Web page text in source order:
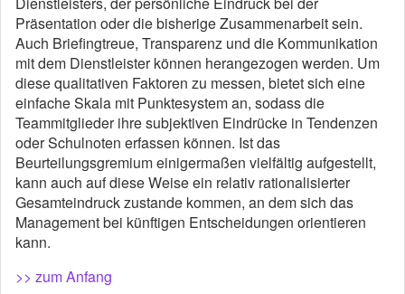
Präsentation oder die bisherige Zusammenarbeit sein.
Auch Briefingtreue, Transparenz und die Kommunikation
mit dem Dienstleister können herangezogen werden. Um
diese qualitativen Faktoren zu messen, bietet sich eine
einfache Skala mit Punktesystem an, sodass die
Teammitglieder ihre subjektiven Eindrücke in Tendenzen
oder Schulnoten erfassen können. Ist das
Beurteilungsgremium einigermaßen vielfältig aufgestellt,
kann auch auf diese Weise ein relativ rationalisierter
Gesamteindruck zustande kommen, an dem sich das
Management bei künftigen Entscheidungen orientieren
kann.
>> zum Anfang